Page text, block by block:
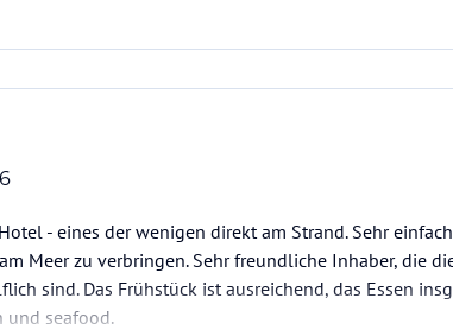
- eines der wenigen direkt am Strand. Sehr
Meer zu verbringen. Sehr freundliche Inhaber, die
sind. Das Frühstück ist ausreichend, das Essen
und seafood.